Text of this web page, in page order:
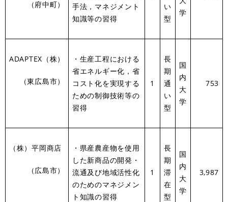
（府中町）
手法，マネジメント
知識等の習得
い
型
学
ADAPTEX（株）
（東広島市）
・生産工程における
省エネルギー化，省
コスト化を実現する
ための制御技術等の
習得
1
長
期
通
い
型
国
内
大
学
753
（株）平岡商店
（広島市）
・県産農産物を使用
した新商品の開発・
流通及び地域活性化
のためのマネジメン
ト知識の習得
1
長
期
滞
在
型
国
内
大
学
3,987